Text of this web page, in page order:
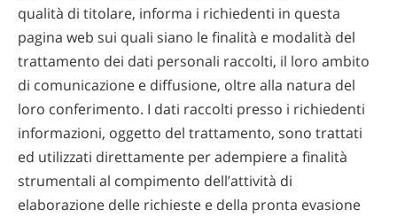
qualità di titolare, informa i richiedenti in questa
pagina web sui quali siano le finalità e modalità del
trattamento dei dati personali raccolti, il loro ambito
di comunicazione e diffusione, oltre alla natura del
loro conferimento. I dati raccolti presso i richiedenti
informazioni, oggetto del trattamento, sono trattati
ed utilizzati direttamente per adempiere a finalità
strumentali al compimento dell’attività di
elaborazione delle richieste e della pronta evasione